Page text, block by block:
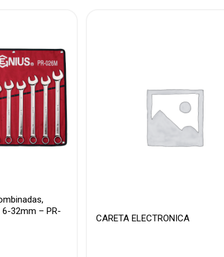
32mm – PR-
CARETA ELECTRONICA